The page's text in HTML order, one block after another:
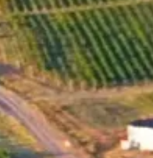
GO TO ONLINE-SHOP